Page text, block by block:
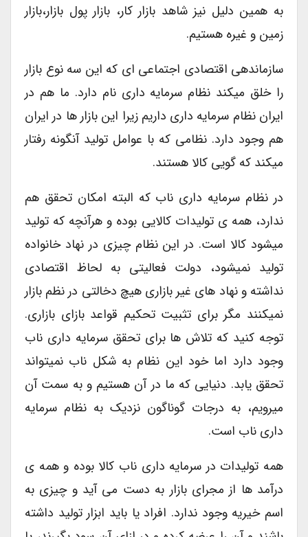
به همین دلیل نیز شاهد بازار کار، بازار پول بازار،بازار
زمین و غیره هستیم.
سازماندهی اقتصادی اجتماعی ای که این سه نوع بازار
را خلق میکند نظام سرمایه داری نام دارد. ما هم در
ایران نظام سرمایه داری داریم زیرا این بازار ها در ایران
هم وجود دارد. نظامی که با عوامل تولید آنگونه رفتار
میکند که گویی کالا هستند.
در نظام سرمایه داری ناب که البته امکان تحقق هم
ندارد، همه ی تولیدات کالایی بوده و هرآنچه که تولید
میشود کالا است. در این نظام چیزی در نهاد خانواده
تولید نمیشود، دولت فعالیتی به لحاظ اقتصادی
نداشته و نهاد های غیر بازاری هیچ دخالتی در نظم بازار
نمی­کنند مگر برای تثبیت تحکیم قواعد بازای بازاری.
توجه کنید که تلاش ها برای تحقق سرمایه داری ناب
وجود دارد اما خود این نظام به شکل ناب نمیتواند
تحقق یابد. دنیایی که ما در آن هستیم و به سمت آن
میرویم، به درجات گوناگون نزدیک به نظام سرمایه
داری ناب است.
همه تولیدات در سرمایه داری ناب کالا بوده و همه ی
درآمد ها از مجرای بازار به دست می آید و چیزی به
اسم خیریه وجود ندارد. افراد یا باید ابزار تولید داشته